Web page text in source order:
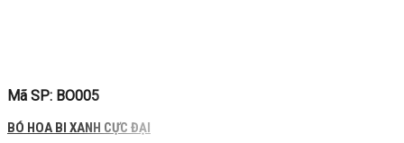
Mã SP: BO005
BÓ HOA BI XANH CỰC ĐẠI